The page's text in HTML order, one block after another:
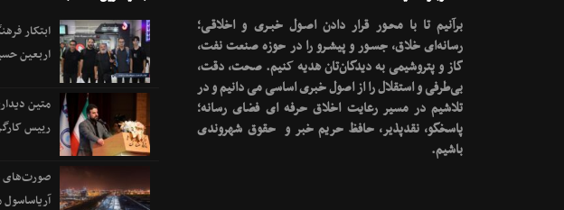
برآنیم تا با محـور قرار دادن اصـول خبـری و اخلاقـی؛
رسانه‌ای خلاق، جسـور و پیشـرو را در حوزه صنعت نفت،
گاز و پتروشیمی به دیدگان‌تان هدیه کنیم.صحت، دقت،
بی‌طرفی و استقلال را از اصول خبری اساسی می دانیم و در
تلاشیم در مسیر رعایت اخلاق حرفه ای فضای رسانه؛
پاسخگو، نقدپذیر، حافظ حریم خبر و حقوق شهروندی
باشیم.
اربعین
رییس